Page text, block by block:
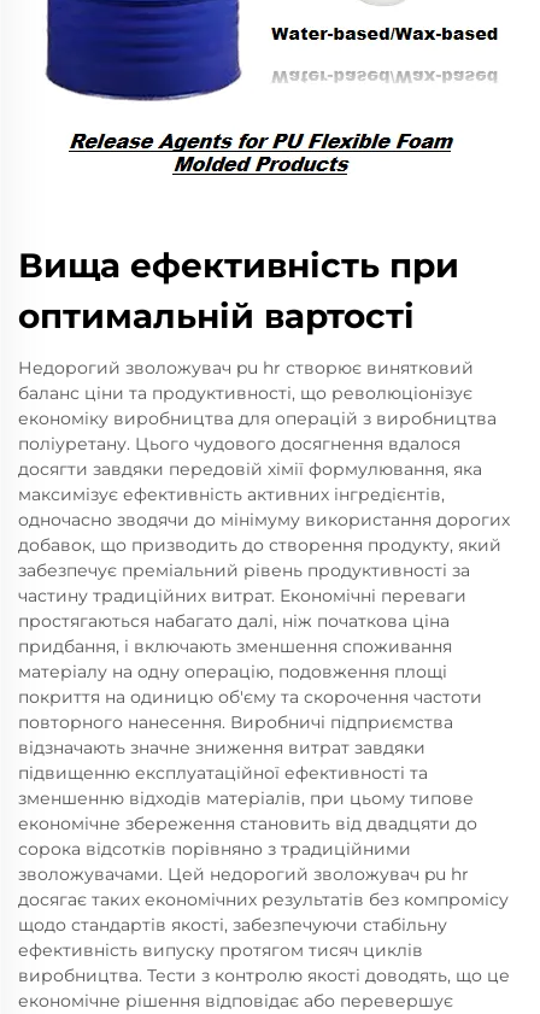
Вища ефективність при
оптимальній вартості
Недорогий зволожувач pu hr створює винятковий
баланс ціни та продуктивності, що революціонізує
економіку виробництва для операцій з виробництва
поліуретану. Цього чудового досягнення вдалося
досягти завдяки передовій хімії формулювання, яка
максимізує ефективність активних інгредієнтів,
одночасно зводячи до мінімуму використання дорогих
добавок, що призводить до створення продукту, який
забезпечує преміальний рівень продуктивності за
частину традиційних витрат. Економічні переваги
простягаються набагато далі, ніж початкова ціна
придбання, і включають зменшення споживання
матеріалу на одну операцію, подовження площі
покриття на одиницю об'єму та скорочення частоти
повторного нанесення. Виробничі підприємства
відзначають значне зниження витрат завдяки
підвищенню експлуатаційної ефективності та
зменшенню відходів матеріалів, при цьому типове
економічне збереження становить від двадцяти до
сорока відсотків порівняно з традиційними
зволожувачами. Цей недорогий зволожувач pu hr
досягає таких економічних результатів без компромісу
щодо стандартів якості, забезпечуючи стабільну
ефективність випуску протягом тисяч циклів
виробництва. Тести з контролю якості доводять, що це
економічне рішення відповідає або перевершує